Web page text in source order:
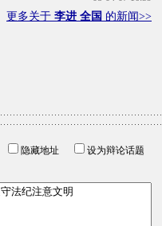
更多关于 李进 全国 的新闻>>
隐藏地址
设为辩论话题